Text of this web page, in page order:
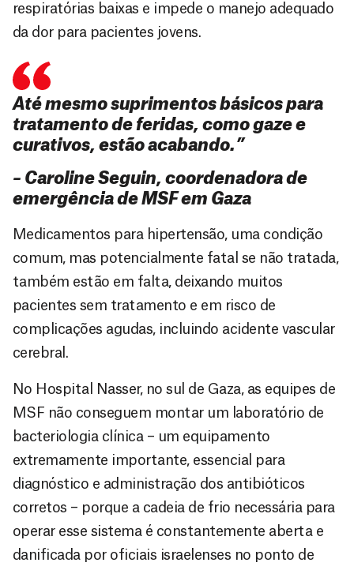
respiratórias baixas e impede o manejo adequado
da dor para pacientes jovens.
Até mesmo suprimentos básicos para
tratamento de feridas, como gaze e
curativos, estão acabando.”
– Caroline Seguin, coordenadora de
emergência de MSF em Gaza
Medicamentos para hipertensão, uma condição
comum, mas potencialmente fatal se não tratada,
também estão em falta, deixando muitos
pacientes sem tratamento e em risco de
complicações agudas, incluindo acidente vascular
cerebral.
No Hospital Nasser, no sul de Gaza, as equipes de
MSF não conseguem montar um laboratório de
bacteriologia clínica – um equipamento
extremamente importante, essencial para
diagnóstico e administração dos antibióticos
corretos – porque a cadeia de frio necessária para
operar esse sistema é constantemente aberta e
danificada por oficiais israelenses no ponto de